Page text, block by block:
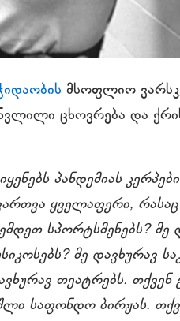
მსოფლიო
ცხოვრება და
პანდემიას
ყველაფერი,
სპორტსმენებს?
მე დავხურავ
თეატრებს.
საფონდო ბირჟას.